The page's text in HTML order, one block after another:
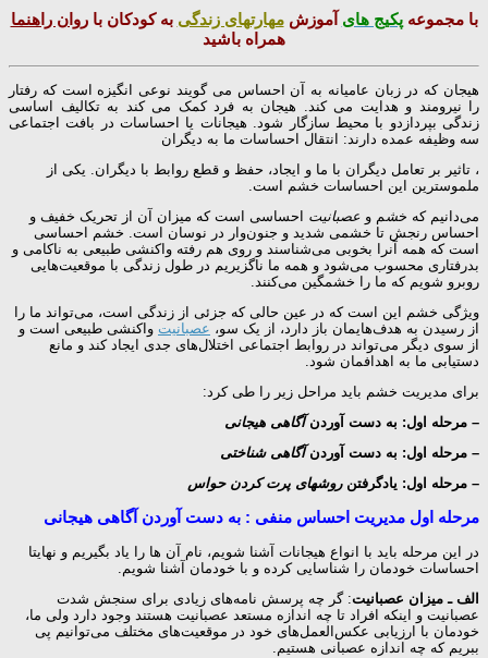
با مجموعهپکیج های آموزش مهارتهای زندگی به کودکان باروان راهنما
همراه باشید
هیجان که در زبان عامیانه به آن احساس می گویند نوعی انگیزه است که رفتار
را نیرومند و هدایت می کند. هیجان به فرد کمک می کند به تکالیف اساسی
زندگی بپردازدو با محیط سازگار شود. هیجانات یا احساسات در بافت اجتماعی
سه وظیفه عمده دارند: انتقال احساسات ما به دیگران
، تاثیر بر تعامل دیگران با ما و ایجاد، حفظ و قطع روابط با دیگران. یکی از
ملموسترین این احساسات خشم است.
می‌دانیم که خشم و عصبانیت احساسی است که میزان آن از تحریک خفیف و
احساس رنجش تا خشمی شدید و جنون‌وار در نوسان است. خشم احساسی
است که همه آنرا بخوبی می‌شناسند و روی هم رفته واکنشی طبیعی به ناکامی و
بدرفتاری محسوب می‌شود و همه ما ناگزیریم در طول زندگی با موقعیت‌هایی
روبرو شویم که ما را خشمگین می‌‌کنند.
ویژگی خشم این است که در عین حالی که جزئی از زندگی است، می‌تواند ما را
از رسیدن به هدف‌هایمان باز دارد، از یک سو، عصبانیت واکنشی طبیعی است و
از سوی دیگر می‌تواند در روابط اجتماعی اختلال‌های جدی ایجاد کند و مانع
دستیابی ما به اهدافمان شود.
برای مدیریت خشم باید مراحل زیر را طی کرد:
– مرحله اول: به دست آوردنآگاهی هیجانی
– مرحله اول: به دست آوردنآگاهی شناختی
– مرحله اول: یادگرفتن روشهای پرت کردن حواس
مرحله اول مدیریت احساس منفی : به دست آوردن آگاهی هیجانی
در این مرحله باید با انواع هیجانات آشنا شویم، نام آن ها را یاد بگیریم و نهایتا
احساسات خودمان را شناسایی کرده و با خودمان آشنا شویم.
الف ـ میزان عصبانیت: گر چه پرسش نامه‌های زیادی برای سنجش شدت
عصبانیت و اینکه افراد تا چه اندازه مستعد عصبانیت هستند وجود دارد ولی ما،
خودمان با ارزیابی عکس‌العمل‌های خود در موقعیت‌های مختلف می‌توانیم پی
ببریم که چه اندازه عصبانی هستیم.